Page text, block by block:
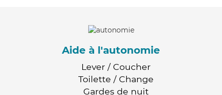
Aide à l'autonomie
Lever / Coucher
Toilette / Change
Gardes de nuit